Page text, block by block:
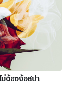
ม่ต้องง้อสปา